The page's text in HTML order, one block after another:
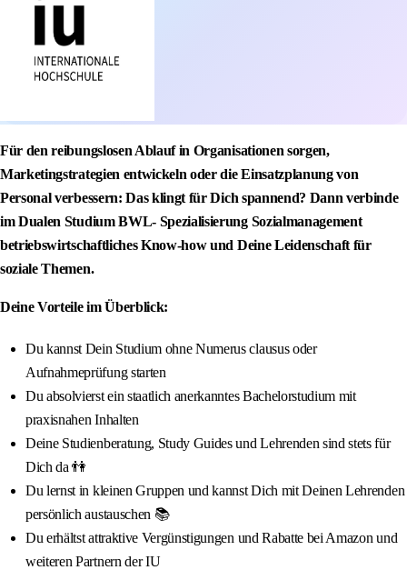
Für den reibungslosen Ablauf in Organisationen sorgen,
Marketingstrategien entwickeln oder die Einsatzplanung von
Personal verbessern: Das klingt für Dich spannend? Dann verbinde
im Dualen Studium BWL- Spezialisierung Sozialmanagement
betriebswirtschaftliches Know-how und Deine Leidenschaft für
soziale Themen.
Deine Vorteile im Überblick:
Du kannst Dein Studium ohne Numerus clausus oder
Aufnahmeprüfung starten
Du absolvierst ein staatlich anerkanntes Bachelorstudium mit
praxisnahen Inhalten
Deine Studienberatung, Study Guides und Lehrenden sind stets für
Dich da 👫
Du lernst in kleinen Gruppen und kannst Dich mit Deinen Lehrenden
persönlich austauschen 📚
Du erhältst attraktive Vergünstigungen und Rabatte bei Amazon und
weiteren Partnern der IU